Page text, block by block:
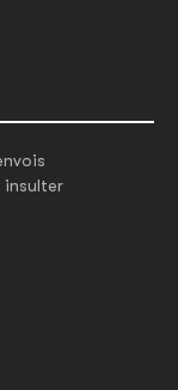
insulter